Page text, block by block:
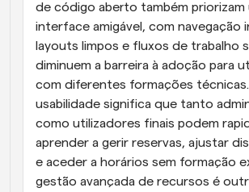
de código aberto também priorizam
interface amigável, com navegação
layouts limpos e fluxos de trabalho
diminuem a barreira à adoção para
com diferentes formações
usabilidade significa que tanto
como utilizadores finais podem
aprender a gerir reservas, ajustar
e aceder a horários sem formação
gestão avançada de recursos é